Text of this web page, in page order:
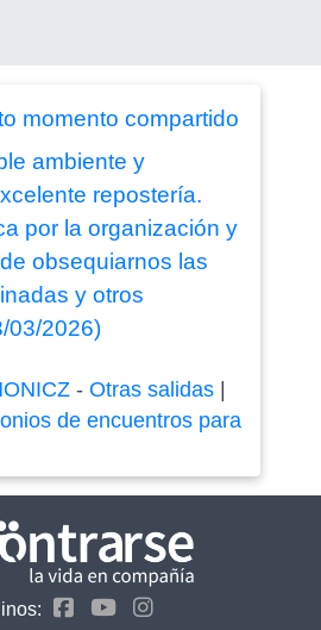
momento compartido
ambiente y
repostería.
por la organización y
obsequiarnos las
y otros
03/2026)
- Otras salidas|
de encuentros para